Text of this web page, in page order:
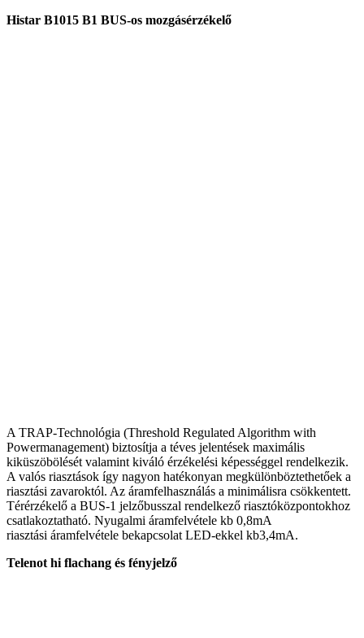
Histar B1015 B1 BUS-os mozgásérzékelő
A TRAP-Technológia (Threshold Regulated Algorithm with
Powermanagement) biztosítja a téves jelentések maximális
kiküszöbölését valamint kiváló érzékelési képességgel rendelkezik.
A valós riasztások így nagyon hatékonyan megkülönböztethetőek a
riasztási zavaroktól. Az áramfelhasználás a minimálisra csökkentett.
Térérzékelő a BUS-1 jelzőbusszal rendelkező riasztóközpontokhoz
csatlakoztatható. Nyugalmi áramfelvétele kb 0,8mA
riasztási áramfelvétele bekapcsolat LED-ekkel kb3,4mA.
Telenot hi flachang és fényjelző